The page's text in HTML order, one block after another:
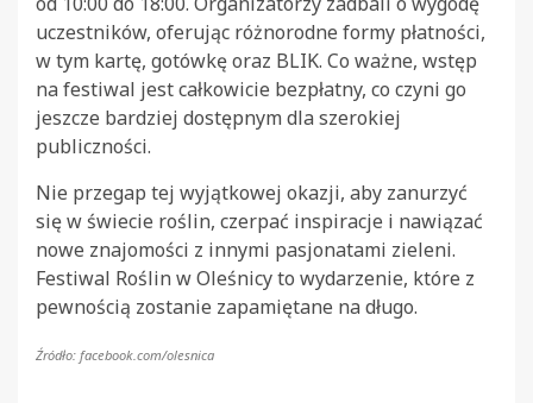
uczestników, oferując różnorodne formy płatności,
w tym kartę, gotówkę oraz BLIK. Co ważne, wstęp
na festiwal jest całkowicie bezpłatny, co czyni go
jeszcze bardziej dostępnym dla szerokiej
publiczności.
Nie przegap tej wyjątkowej okazji, aby zanurzyć
się w świecie roślin, czerpać inspiracje i nawiązać
nowe znajomości z innymi pasjonatami zieleni.
Festiwal Roślin w Oleśnicy to wydarzenie, które z
pewnością zostanie zapamiętane na długo.
Źródło: facebook.com/olesnica